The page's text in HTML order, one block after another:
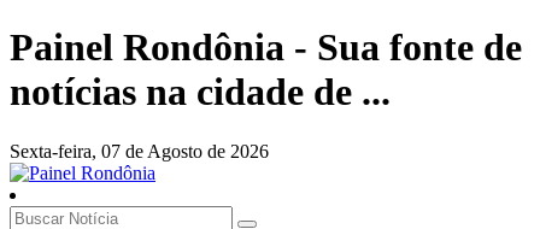
Painel Rondônia - Sua fonte de
notícias na cidade de ...
Sexta-feira, 07 de Agosto de 2026